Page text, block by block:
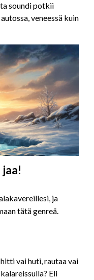
soundi potkii
veneessä kuin
ja
tätä genreä.
vai huti, rautaa vai
Eli